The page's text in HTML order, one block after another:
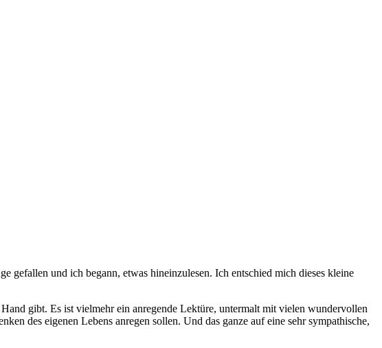
gefallen und ich begann, etwas hineinzulesen. Ich entschied mich dieses kleine
gibt. Es ist vielmehr ein anregende Lektüre, untermalt mit vielen wundervollen
des eigenen Lebens anregen sollen. Und das ganze auf eine sehr sympathische,